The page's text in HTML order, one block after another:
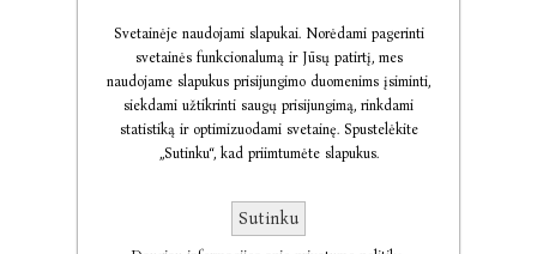
Svetainėje naudojami slapukai. Norėdami pagerinti
svetainės funkcionalumą ir Jūsų patirtį, mes
naudojame slapukus prisijungimo duomenims įsiminti,
siekdami užtikrinti saugų prisijungimą, rinkdami
statistiką ir optimizuodami svetainę. Spustelėkite
„Sutinku“, kad priimtumėte slapukus.
Sutinku